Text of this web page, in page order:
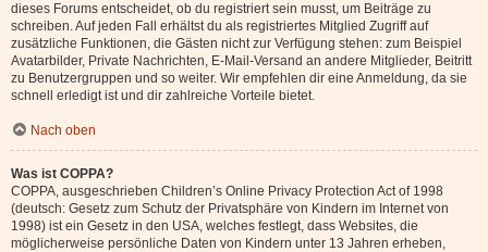
dieses Forums entscheidet, ob du registriert sein musst, um Beiträge zu
schreiben. Auf jeden Fall erhältst du als registriertes Mitglied Zugriff auf
zusätzliche Funktionen, die Gästen nicht zur Verfügung stehen: zum Beispiel
Avatarbilder, Private Nachrichten, E-Mail-Versand an andere Mitglieder, Beitritt
zu Benutzergruppen und so weiter. Wir empfehlen dir eine Anmeldung, da sie
schnell erledigt ist und dir zahlreiche Vorteile bietet.
Nach oben
Was ist COPPA?
COPPA, ausgeschrieben Children’s Online Privacy Protection Act of 1998
(deutsch: Gesetz zum Schutz der Privatsphäre von Kindern im Internet von
1998) ist ein Gesetz in den USA, welches festlegt, dass Websites, die
möglicherweise persönliche Daten von Kindern unter 13 Jahren erheben,